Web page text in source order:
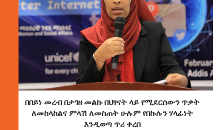
በበይነ መረብ በታገዘ መልኩ በህፃናት ላይ የሚደርሰውን ጥቃት
ለመከላከልና ምላሽ ለመስጠት ሁሉም የበኩሉን ሃላፊነት
እንዲወጣ ጥሪ ቀረበ